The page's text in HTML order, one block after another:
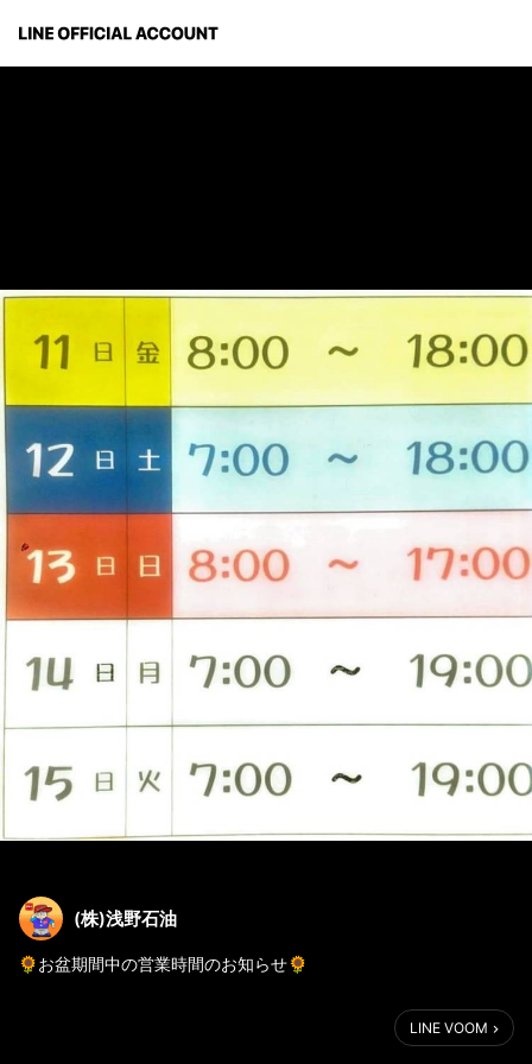
(株)浅野石油
🌻お盆期間中の営業時間のお知らせ🌻
LINE VOOM